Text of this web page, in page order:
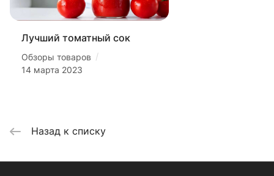
Лучший томатный сок
Обзоры товаров /
14 марта 2023
Назад к списку